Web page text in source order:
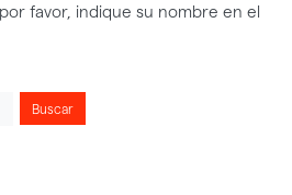
favor, indique su nombre en el
Buscar